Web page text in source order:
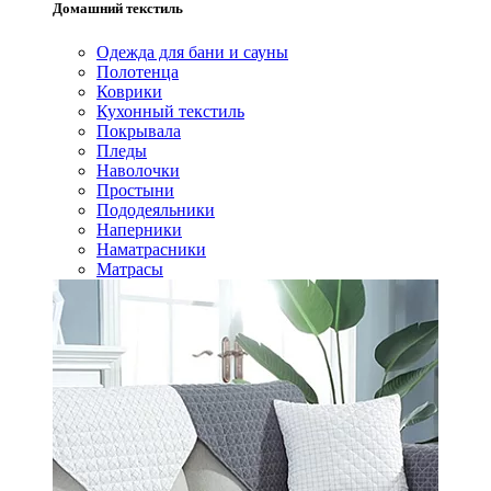
Домашний текстиль
Одежда для бани и сауны
Полотенца
Коврики
Кухонный текстиль
Покрывала
Пледы
Наволочки
Простыни
Пододеяльники
Наперники
Наматрасники
Матрасы